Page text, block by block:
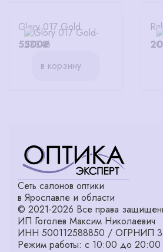
Glory 017 Gold
5500₽
в корзину
Сеть салонов оптики
в Ярославле и области
© 2021-2026 Все права
ИП Гоголев Максим Николаевич
ИНН 500112588850 / ОГРНИП
Режим работы: с 10:00 до 20:00